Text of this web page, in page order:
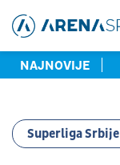
NAJNOVIJE
Superliga Srbije